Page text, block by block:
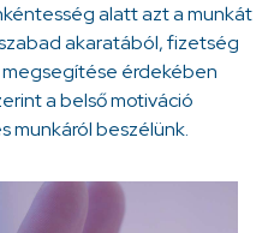
alatt azt a munkát
akaratából, fizetség
érdekében
a belső motiváció
munkáról beszélünk.